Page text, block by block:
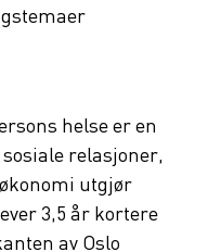
helse er en
relasjoner,
utgjør
3,5 år kortere
av Oslo